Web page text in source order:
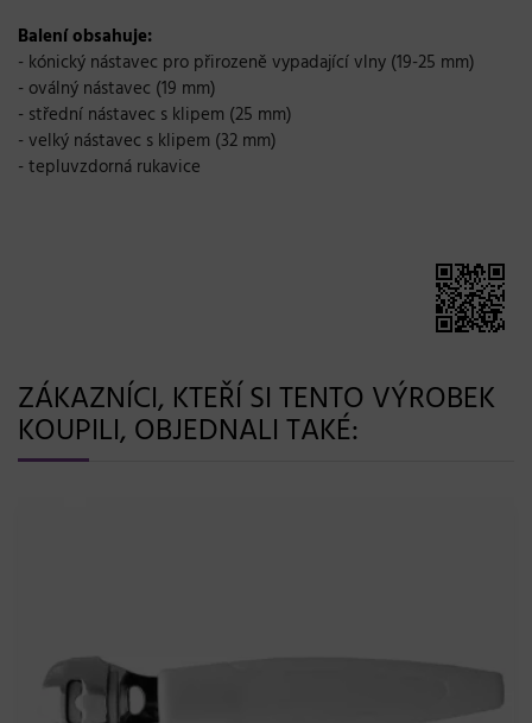
Balení obsahuje:
- kónický nástavec pro přirozeně vypadající vlny (19-25 mm)
- oválný nástavec (19 mm)
- střední nástavec s klipem (25 mm)
- velký nástavec s klipem (32 mm)
- tepluvzdorná rukavice
ZÁKAZNÍCI, KTEŘÍ SI TENTO VÝROBEK
KOUPILI, OBJEDNALI TAKÉ: